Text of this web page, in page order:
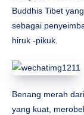
Buddhis Tibet
sebagai
hiruk -pikuk.
Benang merah dari
yang kuat,